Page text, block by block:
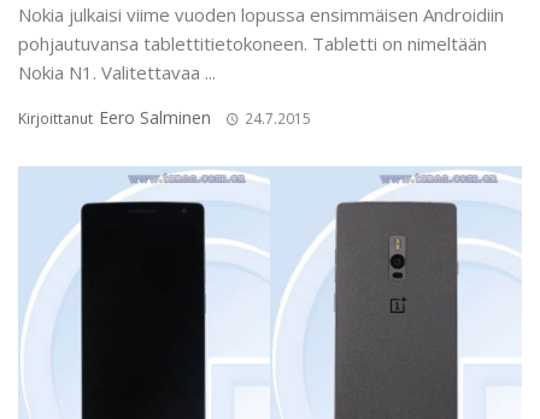
Nokia julkaisi viime vuoden lopussa ensimmäisen Androidiin
pohjautuvansa tablettitietokoneen. Tabletti on nimeltään
Nokia N1. Valitettavaa ...
Kirjoittanut Eero Salminen 24.7.2015